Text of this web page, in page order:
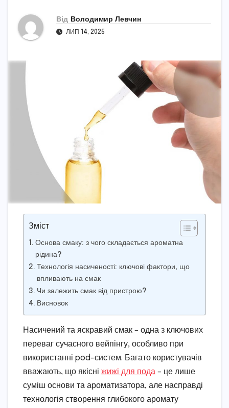
Від Володимир Левчин
ЛИП 14, 2025
Зміст
Основа смаку: з чого складається ароматна
рідина?
Технологія насиченості: ключові фактори, що
впливають на смак
Чи залежить смак від пристрою?
Висновок
Насичений та яскравий смак – одна з ключових
переваг сучасного вейпінгу, особливо при
використанні pod-систем. Багато користувачів
вважають, що якісні жижі для пода – це лише
суміш основи та ароматизатора, але насправді
технологія створення глибокого аромату